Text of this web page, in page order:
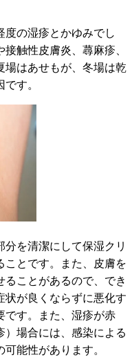
の湿疹とかゆみでし
触性皮膚炎、蕁麻疹、
場はあせもが、冬場は乾
す。
を清潔にして保湿クリ
ことです。また、皮膚を
ことがあるので、でき
状が良くならずに悪化す
です。また、湿疹が赤
）場合には、感染による
能性があります。